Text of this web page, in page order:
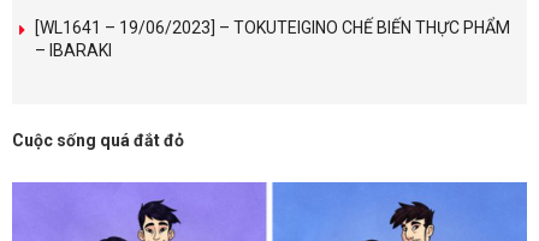
[WL1641 – 19/06/2023] – TOKUTEIGINO CHẾ BIẾN THỰC PHẨM
– IBARAKI
Cuộc sống quá đắt đỏ